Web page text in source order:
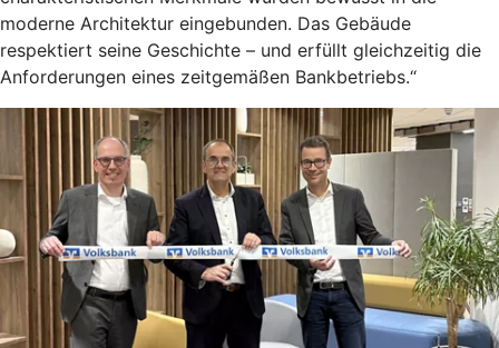
moderne Architektur eingebunden. Das Gebäude
respektiert seine Geschichte – und erfüllt gleichzeitig die
Anforderungen eines zeitgemäßen Bankbetriebs.“